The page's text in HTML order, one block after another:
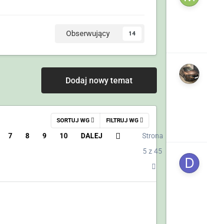
Obserwujący 14
Dodaj nowy temat
SORTUJ WG FILTRUJ WG
7 8 9 10 DALEJ
Strona
5 z 45